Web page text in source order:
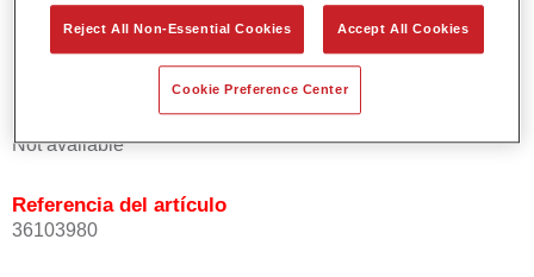
Muy buena cubrición.
Se usa para reparar colores OEM especiales.
Product Variant
Not available
Referencia del artículo
36103980
Reject All Non-Essential Cookies Accept All Cookies
Cookie Preference Center